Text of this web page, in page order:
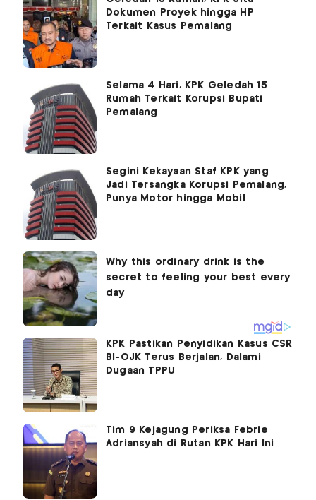
Dokumen Proyek hingga HP
Terkait Kasus Pemalang
Selama 4 Hari, KPK Geledah 15
Rumah Terkait Korupsi Bupati
Pemalang
Segini Kekayaan Staf KPK yang
Jadi Tersangka Korupsi Pemalang,
Punya Motor hingga Mobil
KPK Pastikan Penyidikan Kasus CSR
BI-OJK Terus Berjalan, Dalami
Dugaan TPPU
Tim 9 Kejagung Periksa Febrie
Adriansyah di Rutan KPK Hari Ini